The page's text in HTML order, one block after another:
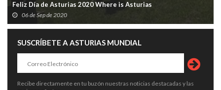
Feliz Día de Asturias 2020 Where is Asturias
06 de Sep de 2020
SUSCRÍBETE A ASTURIAS MUNDIAL
Recibe directamente en tu buzón nuestras noticias destacadas y las